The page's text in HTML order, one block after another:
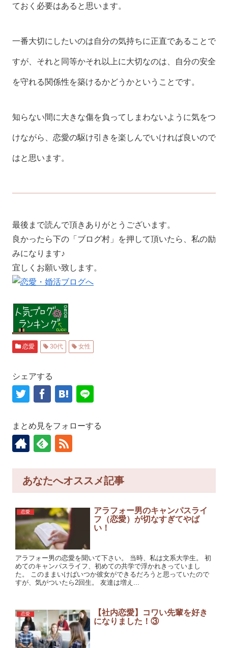
ておく必要はあると思います。
一番大切にしたいのは自分の気持ちに正直であることで
すが、それと同等かそれ以上に大切なのは、自分の安全
を守れる関係性を築けるかどうかということです。
知らない間に大きな傷を負ってしまわないように気をつ
けながら、恋愛の駆け引きを楽しんでいければ良いので
はと思います。
最後まで読んで頂きありがとうございます。
良かったら下の「ブログ村」を押して頂いたら、私の励
みになります♪
宜しくお願い致します。
恋愛 30代 女性
シェアする
まとめ見をフォローする
あなたへオススメ記事
恋愛
アラフォー男のキャンパスライ
フ（恋愛）が切なすぎてやば
い！
アラフォー男の恋愛を聞いて下さい。 当時、私は文系大学生。 初
めてのキャンパスライフ、初めての共学で浮かれきっていまし
た。 このままいけばいつか彼女ができるだろうと思っていたので
すが、気がついたら2回生。 友達は増え...
恋愛
【社内恋愛】コワい先輩を好き
になりました！③